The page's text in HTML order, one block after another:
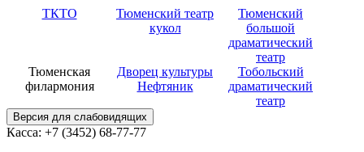
ТКТО
Тюменский театр
кукол
Тюменский
большой
драматический
театр
Тюменская
филармония
Дворец культуры
Нефтяник
Тобольский
драматический
театр
Версия для слабовидящих
Касса: +7 (3452) 68-77-77